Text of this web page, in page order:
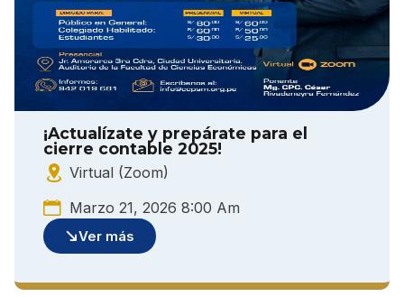
¡Actualízate y prepárate para el
cierre contable 2025!
Virtual (Zoom)
Marzo 21, 2026 8:00 Am
Ver más